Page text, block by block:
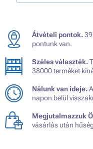
Átvételi pontok.
pontunk van.
Széles választék.
38000 terméket
Nálunk van ideje.
napon belül
Megjutalmazzuk
vásárlás után